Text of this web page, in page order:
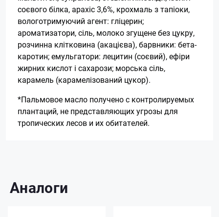
соєвого білка, арахіс 3,6%, крохмаль з тапіоки,
вологотримуючий агент: гліцерин;
ароматизатори, сіль, молоко згущене без цукру,
розчинна клітковина (акацієва), барвники: бета-
каротин; емульгатори: лецитин (соєвий), ефіри
жирних кислот і сахарози; морська сіль,
карамель (карамелізований цукор).
*Пальмовое масло получено с контролируемых
плантаций, не представляющих угрозы для
тропических лесов и их обитателей.
Аналоги